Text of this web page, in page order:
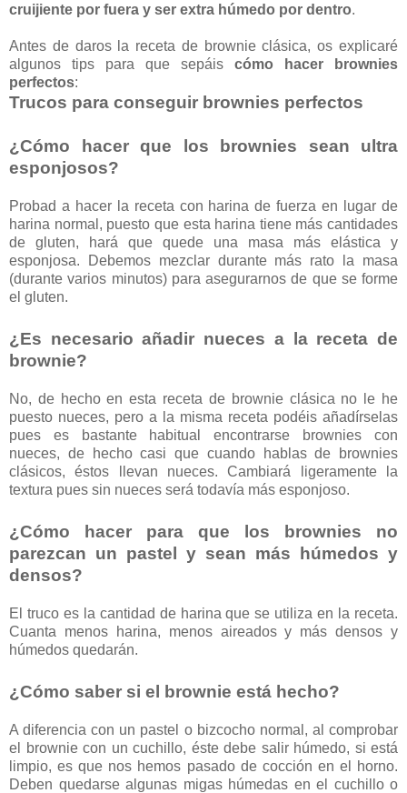
cruijiente por fuera y ser extra húmedo por dentro.
Antes de daros la receta de brownie clásica, os explicaré
algunos tips para que sepáis cómo hacer brownies
perfectos:
Trucos para conseguir brownies perfectos
¿Cómo hacer que los brownies sean ultra
esponjosos?
Probad a hacer la receta con harina de fuerza en lugar de
harina normal, puesto que esta harina tiene más cantidades
de gluten, hará que quede una masa más elástica y
esponjosa. Debemos mezclar durante más rato la masa
(durante varios minutos) para asegurarnos de que se forme
el gluten.
¿Es necesario añadir nueces a la receta de
brownie?
No, de hecho en esta receta de brownie clásica no le he
puesto nueces, pero a la misma receta podéis añadírselas
pues es bastante habitual encontrarse brownies con
nueces, de hecho casi que cuando hablas de brownies
clásicos, éstos llevan nueces. Cambiará ligeramente la
textura pues sin nueces será todavía más esponjoso.
¿Cómo hacer para que los brownies no
parezcan un pastel y sean más húmedos y
densos?
El truco es la cantidad de harina que se utiliza en la receta.
Cuanta menos harina, menos aireados y más densos y
húmedos quedarán.
¿Cómo saber si el brownie está hecho?
A diferencia con un pastel o bizcocho normal, al comprobar
el brownie con un cuchillo, éste debe salir húmedo, si está
limpio, es que nos hemos pasado de cocción en el horno.
Deben quedarse algunas migas húmedas en el cuchillo o